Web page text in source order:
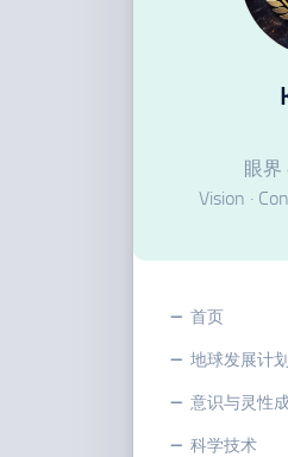
眼界
Vision ·
首页
地球发展计划
意识与灵性
科学技术